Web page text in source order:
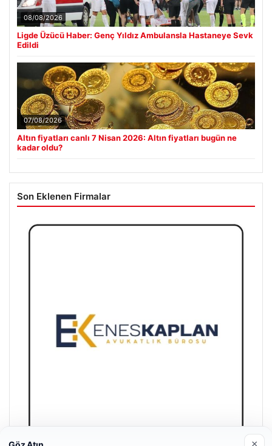
08/08/2026
Ligde Üzücü Haber: Genç Yıldız Ambulansla Hastaneye Sevk
Edildi
07/08/2026
Altın fiyatları canlı 7 Nisan 2026: Altın fiyatları bugün ne
kadar oldu?
Son Eklenen Firmalar